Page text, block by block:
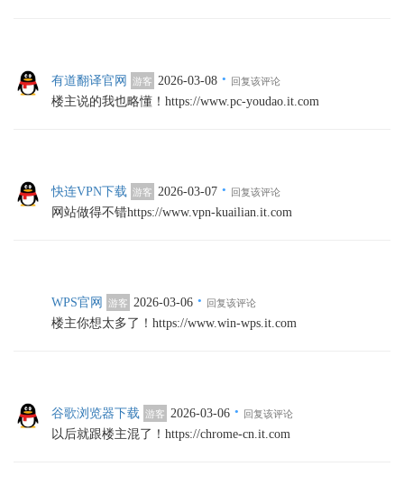
有道翻译官网 游客 2026-03-08 · 回复该评论
楼主说的我也略懂！https://www.pc-youdao.it.com
快连VPN下载 游客 2026-03-07 · 回复该评论
网站做得不错https://www.vpn-kuailian.it.com
WPS官网 游客 2026-03-06 · 回复该评论
楼主你想太多了！https://www.win-wps.it.com
谷歌浏览器下载 游客 2026-03-06 · 回复该评论
以后就跟楼主混了！https://chrome-cn.it.com